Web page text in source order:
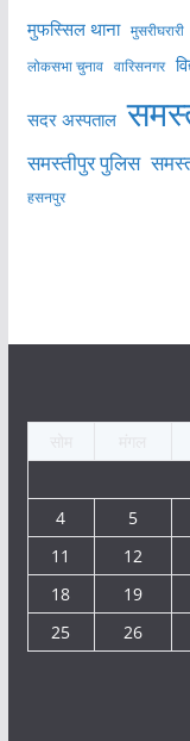
मुफस्सिल थाना मुसरीघरारी
लोकसभा चुनाव वारिसनगर
सदर अस्पताल
समस्तीपुर पुलिस
हसनपुर
4
5
11
12
18
19
25
26